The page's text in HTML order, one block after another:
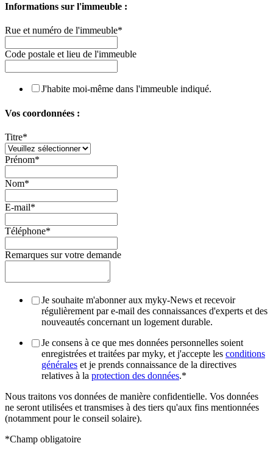
Informations sur l'immeuble :
Rue et numéro de l'immeuble*
Code postale et lieu de l'immeuble
J'habite moi-même dans l'immeuble indiqué.
Vos coordonnées :
Titre*
Prénom*
Nom*
E-mail*
Téléphone*
Remarques sur votre demande
Je souhaite m'abonner aux myky-News et recevoir
régulièrement par e-mail des connaissances d'experts et des
nouveautés concernant un logement durable.
Je consens à ce que mes données personnelles soient
enregistrées et traitées par myky, et j'accepte les conditions
générales et je prends connaissance de la directives
relatives à la protection des données.*
Nous traitons vos données de manière confidentielle. Vos données
ne seront utilisées et transmises à des tiers qu'aux fins mentionnées
(notamment pour le conseil solaire).
*Champ obligatoire